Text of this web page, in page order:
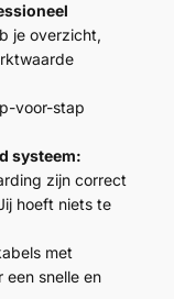
je overzicht,
voor-stap
systeem:
zijn correct
hoeft niets te
met
een snelle en